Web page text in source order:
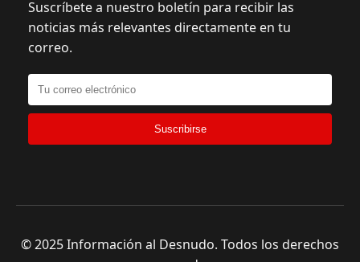
Suscríbete a nuestro boletín para recibir las
noticias más relevantes directamente en tu
correo.
Suscribirse
© 2025 Información al Desnudo. Todos los derechos